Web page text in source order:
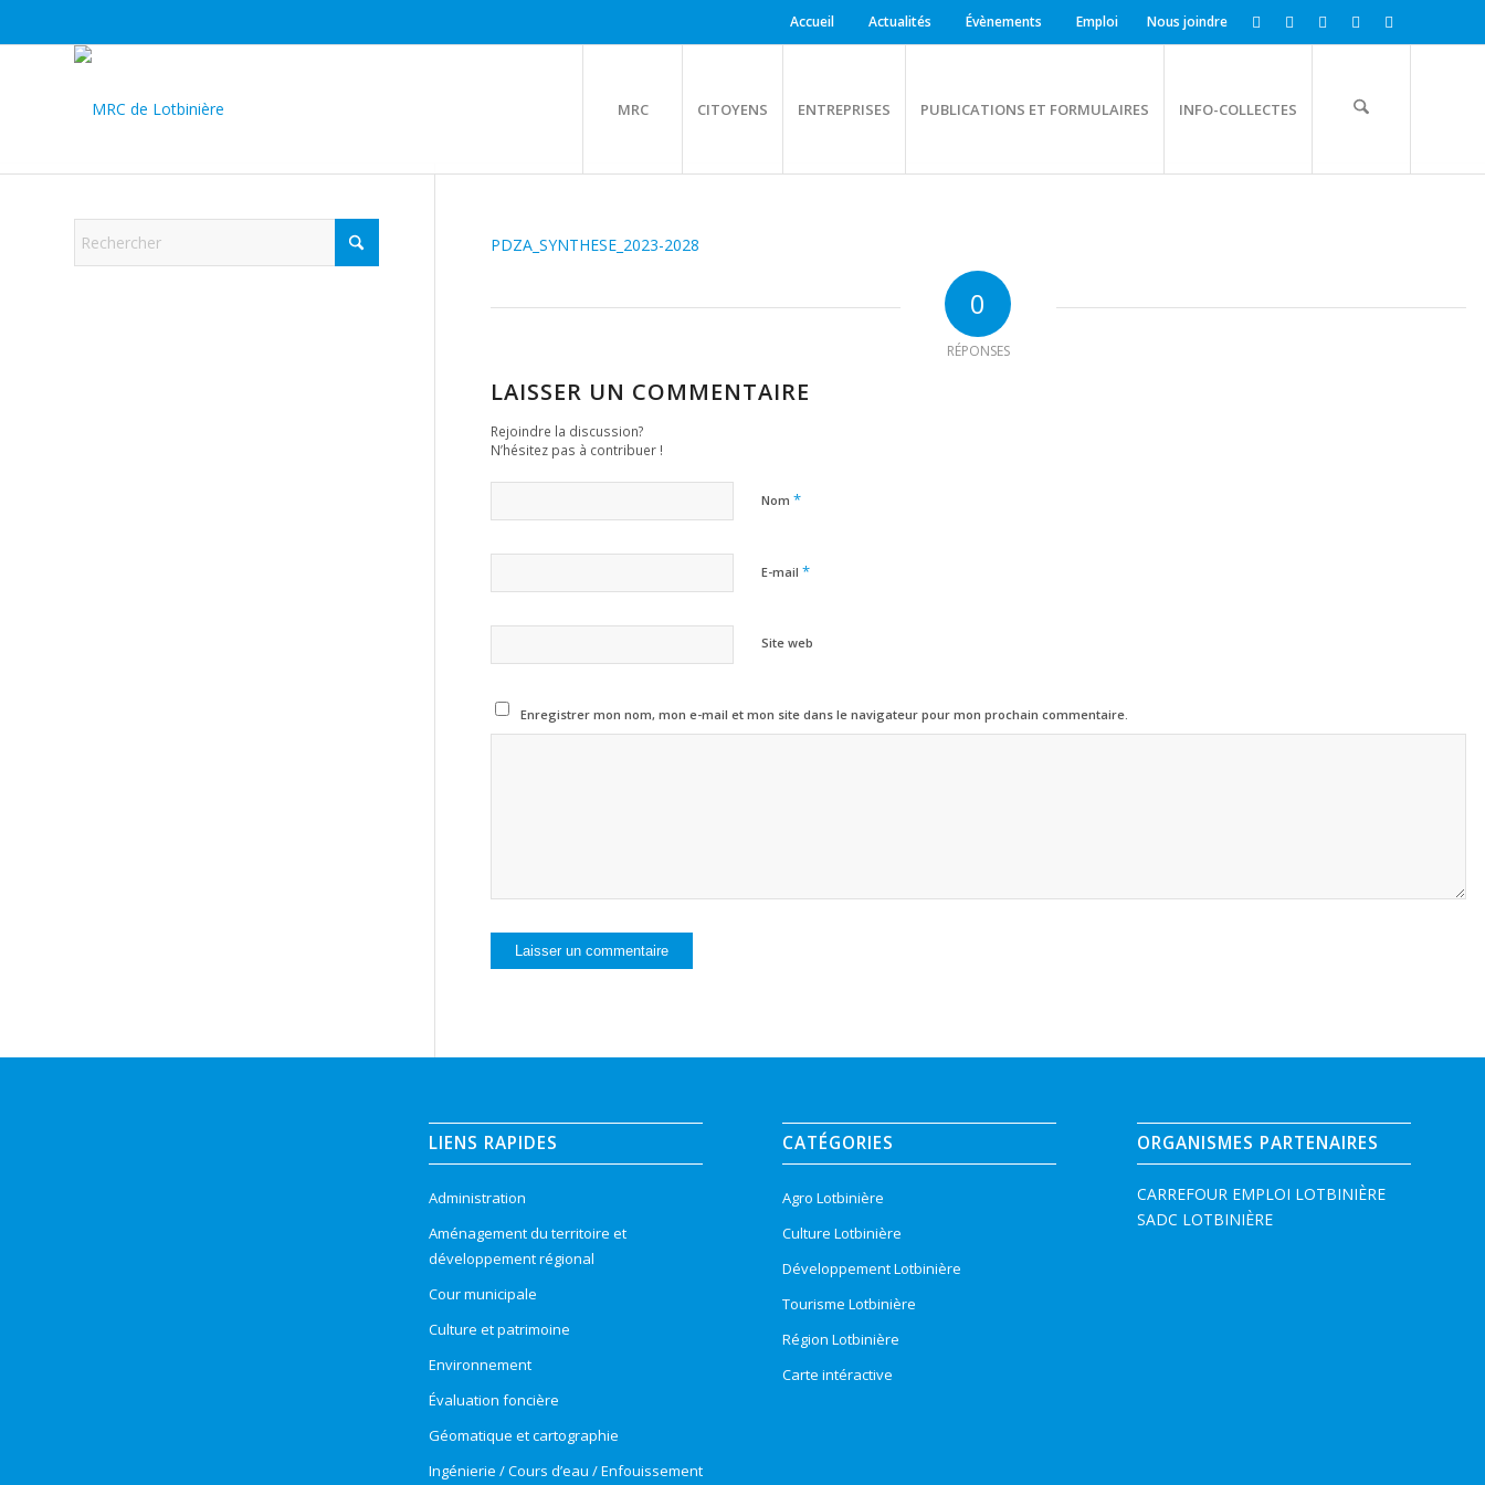
Accueil Actualités Évènements Emploi Nous joindre
MRC CITOYENS ENTREPRISES PUBLICATIONS ET FORMULAIRES INFO-COLLECTES
PDZA_SYNTHESE_2023-2028
0
RÉPONSES
LAISSER UN COMMENTAIRE
Rejoindre la discussion?
N’hésitez pas à contribuer !
Nom *
E-mail *
Site web
Enregistrer mon nom, mon e-mail et mon site dans le navigateur pour mon prochain commentaire.
LIENS RAPIDES
Administration
Aménagement du territoire et
développement régional
Cour municipale
Culture et patrimoine
Environnement
Évaluation foncière
Géomatique et cartographie
Ingénierie / Cours d’eau / Enfouissement
CATÉGORIES
Agro Lotbinière
Culture Lotbinière
Développement Lotbinière
Tourisme Lotbinière
Région Lotbinière
Carte intéractive
ORGANISMES PARTENAIRES
CARREFOUR EMPLOI LOTBINIÈRE
SADC LOTBINIÈRE